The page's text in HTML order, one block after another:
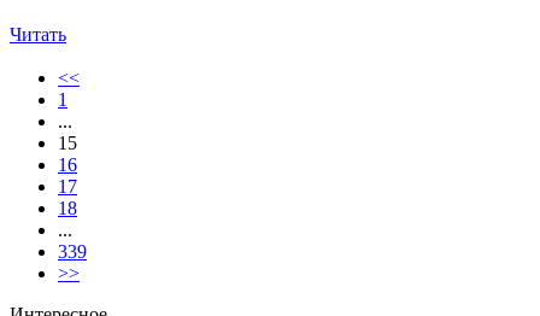
Читать
<<
1
...
15
16
17
18
...
339
>>